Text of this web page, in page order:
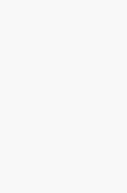
микрофон
операторов или
базовую